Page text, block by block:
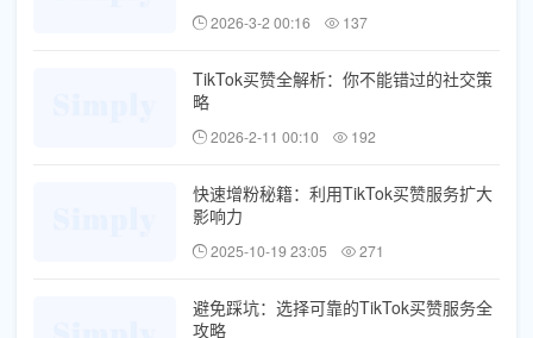
2026-3-2 00:16 137
TikTok买赞全解析：你不能错过的社交策
略
2026-2-11 00:10 192
快速增粉秘籍：利用TikTok买赞服务扩大
影响力
2025-10-19 23:05 271
避免踩坑：选择可靠的TikTok买赞服务全
攻略